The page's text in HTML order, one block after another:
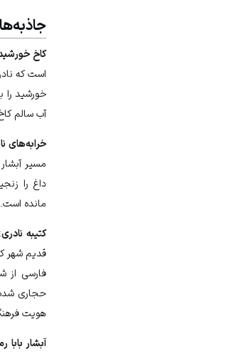
کاخ
است که
خورشیدرا
آب سالم
خرابه‌های
مسیر
داغ را
مانده است.
کتیبه نادری
فارسی از
حجاری شده
هویت
آبشار بابا